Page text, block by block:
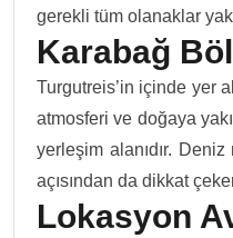
gerekli tüm olanaklar
Karabağ
Turgutreis’in içinde yer
atmosferi ve doğaya
yerleşim alanıdır. Deniz
açısından da dikkat
Lokasyon